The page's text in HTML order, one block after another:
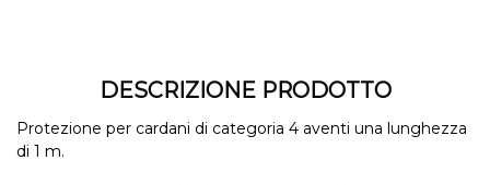
DESCRIZIONE PRODOTTO
Protezione per cardani di categoria 4 aventi una lunghezza
di 1 m.